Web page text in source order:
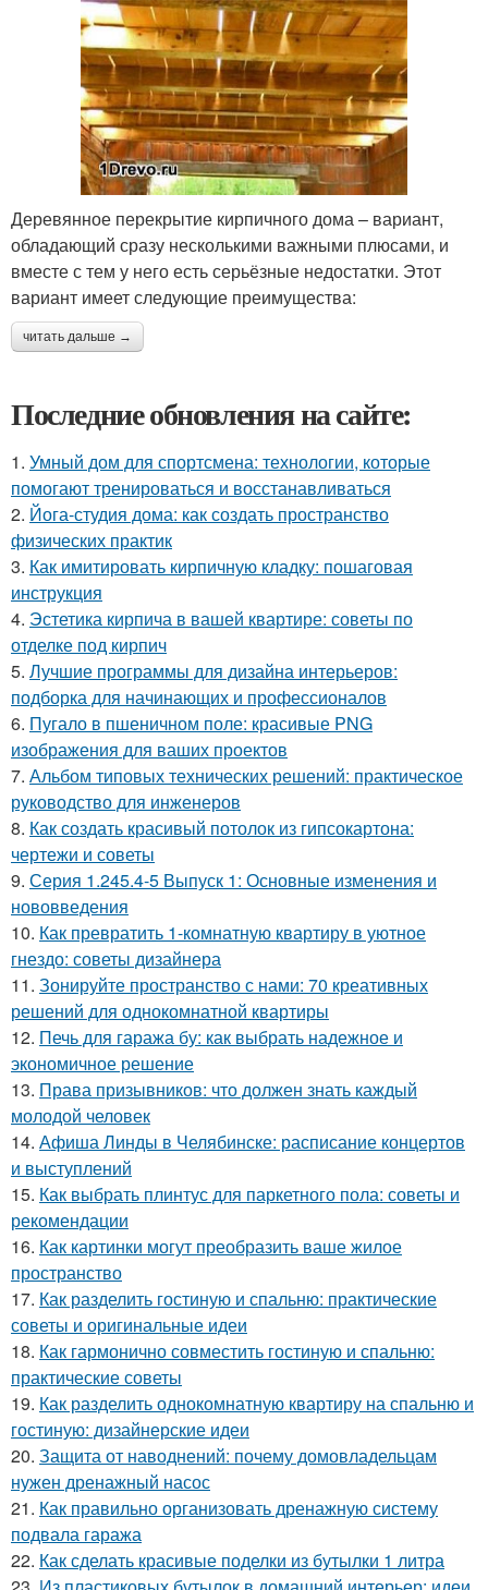
Деревянное перекрытие кирпичного дома – вариант,
обладающий сразу несколькими важными плюсами, и
вместе с тем у него есть серьёзные недостатки. Этот
вариант имеет следующие преимущества:
читать дальше →
Последние обновления на сайте:
1. Умный дом для спортсмена: технологии, которые
помогают тренироваться и восстанавливаться
2. Йога-студия дома: как создать пространство
физических практик
3. Как имитировать кирпичную кладку: пошаговая
инструкция
4. Эстетика кирпича в вашей квартире: советы по
отделке под кирпич
5. Лучшие программы для дизайна интерьеров:
подборка для начинающих и профессионалов
6. Пугало в пшеничном поле: красивые PNG
изображения для ваших проектов
7. Альбом типовых технических решений: практическое
руководство для инженеров
8. Как создать красивый потолок из гипсокартона:
чертежи и советы
9. Серия 1.245.4-5 Выпуск 1: Основные изменения и
нововведения
10. Как превратить 1-комнатную квартиру в уютное
гнездо: советы дизайнера
11. Зонируйте пространство с нами: 70 креативных
решений для однокомнатной квартиры
12. Печь для гаража бу: как выбрать надежное и
экономичное решение
13. Права призывников: что должен знать каждый
молодой человек
14. Афиша Линды в Челябинске: расписание концертов
и выступлений
15. Как выбрать плинтус для паркетного пола: советы и
рекомендации
16. Как картинки могут преобразить ваше жилое
пространство
17. Как разделить гостиную и спальню: практические
советы и оригинальные идеи
18. Как гармонично совместить гостиную и спальню:
практические советы
19. Как разделить однокомнатную квартиру на спальню и
гостиную: дизайнерские идеи
20. Защита от наводнений: почему домовладельцам
нужен дренажный насос
21. Как правильно организовать дренажную систему
подвала гаража
22. Как сделать красивые поделки из бутылки 1 литра